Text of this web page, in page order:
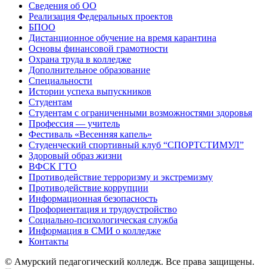
Сведения об ОО
Реализация Федеральных проектов
БПОО
Дистанционное обучение на время карантина
Основы финансовой грамотности
Охрана труда в колледже
Дополнительное образование
Специальности
Истории успеха выпускников
Студентам
Студентам с ограниченными возможностями здоровья
Профессия — учитель
Фестиваль «Весенняя капель»
Студенческий спортивный клуб “СПОРТСТИМУЛ”
Здоровый образ жизни
ВФСК ГТО
Противодействие терроризму и экстремизму
Противодействие коррупции
Информационная безопасность
Профориентация и трудоустройство
Социально-психологическая служба
Информация в СМИ о колледже
Контакты
© Амурский педагогический колледж. Все права защищены.